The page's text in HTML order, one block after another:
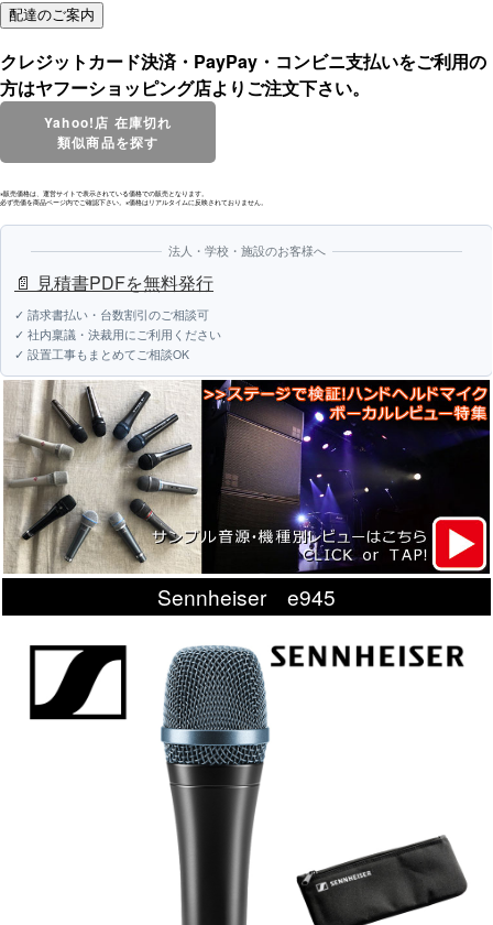
クレジットカード決済・PayPay・コンビニ支払いをご利用の
方はヤフーショッピング店よりご注文下さい。
Yahoo!店 在庫切れ
類似商品を探す
※販売価格は、運営サイトで表示されている価格での販売となります。
必ず売価を商品ページ内でご確認下さい。※価格はリアルタイムに反映されておりません。
法人・学校・施設のお客様へ
📄 見積書PDFを無料発行
✓ 請求書払い・台数割引のご相談可
✓ 社内稟議・決裁用にご利用ください
✓ 設置工事もまとめてご相談OK
Sennheiser e945